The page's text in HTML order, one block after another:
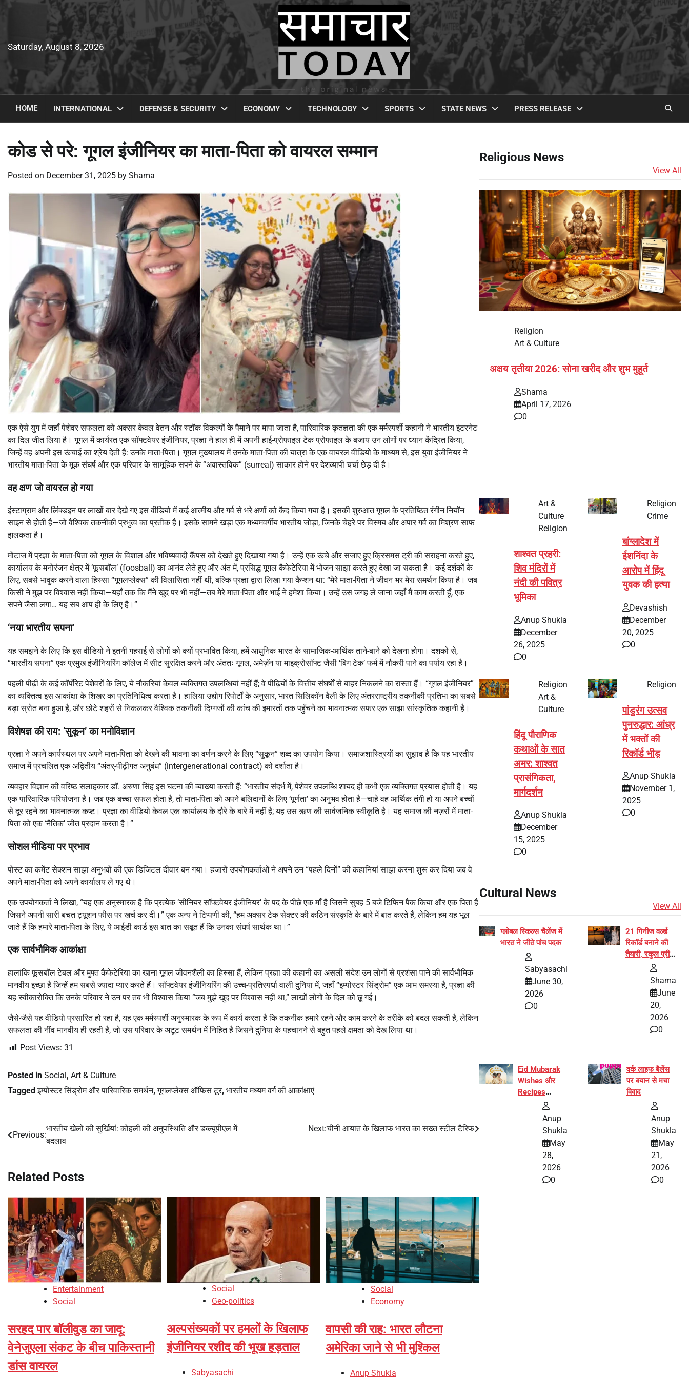
Saturday, August 8, 2026
HOME INTERNATIONAL DEFENSE & SECURITY ECONOMY TECHNOLOGY SPORTS STATE NEWS PRESS RELEASE
कोड से परे: गूगल इंजीनियर का माता-पिता को वायरल सम्मान
Posted on December 31, 2025 by Shama
एक ऐसे युग में जहाँ पेशेवर सफलता को अक्सर केवल वेतन और स्टॉक विकल्पों के पैमाने पर मापा जाता है, पारिवारिक कृतज्ञता की एक मर्मस्पर्शी कहानी ने भारतीय इंटरनेट
का दिल जीत लिया है। गूगल में कार्यरत एक सॉफ्टवेयर इंजीनियर, प्रज्ञा ने हाल ही में अपनी हाई-प्रोफाइल टेक प्रोफाइल के बजाय उन लोगों पर ध्यान केंद्रित किया,
जिन्हें वह अपनी इस ऊंचाई का श्रेय देती हैं: उनके माता-पिता। गूगल मुख्यालय में उनके माता-पिता की यात्रा के एक वायरल वीडियो के माध्यम से, इस युवा इंजीनियर ने
भारतीय माता-पिता के मूक संघर्ष और एक परिवार के सामूहिक सपने के “अवास्तविक” (surreal) साकार होने पर देशव्यापी चर्चा छेड़ दी है।
वह क्षण जो वायरल हो गया
इंस्टाग्राम और लिंक्डइन पर लाखों बार देखे गए इस वीडियो में कई आत्मीय और गर्व से भरे क्षणों को कैद किया गया है। इसकी शुरुआत गूगल के प्रतिष्ठित रंगीन नियॉन
साइन से होती है—जो वैश्विक तकनीकी प्रभुत्व का प्रतीक है। इसके सामने खड़ा एक मध्यमवर्गीय भारतीय जोड़ा, जिनके चेहरे पर विस्मय और अपार गर्व का मिश्रण साफ
झलकता है।
मोंटाज में प्रज्ञा के माता-पिता को गूगल के विशाल और भविष्यवादी कैंपस को देखते हुए दिखाया गया है। उन्हें एक ऊंचे और सजाए हुए क्रिसमस ट्री की सराहना करते हुए,
कार्यालय के मनोरंजन क्षेत्र में ‘फूसबॉल’ (foosball) का आनंद लेते हुए और अंत में, प्रसिद्ध गूगल कैफेटेरिया में भोजन साझा करते हुए देखा जा सकता है। कई दर्शकों के
लिए, सबसे भावुक करने वाला हिस्सा “गूगलप्लेक्स” की विलासिता नहीं थी, बल्कि प्रज्ञा द्वारा लिखा गया कैप्शन था: “मेरे माता-पिता ने जीवन भर मेरा समर्थन किया है। जब
किसी ने मुझ पर विश्वास नहीं किया—यहाँ तक कि मैंने खुद पर भी नहीं—तब मेरे माता-पिता और भाई ने हमेशा किया। उन्हें उस जगह ले जाना जहाँ मैं काम करती हूँ, एक
सपने जैसा लगा… यह सब आप ही के लिए है।”
‘नया भारतीय सपना’
यह समझने के लिए कि इस वीडियो ने इतनी गहराई से लोगों को क्यों प्रभावित किया, हमें आधुनिक भारत के सामाजिक-आर्थिक ताने-बाने को देखना होगा। दशकों से,
“भारतीय सपना” एक प्रमुख इंजीनियरिंग कॉलेज में सीट सुरक्षित करने और अंततः गूगल, अमेज़ॅन या माइक्रोसॉफ्ट जैसी ‘बिग टेक’ फर्म में नौकरी पाने का पर्याय रहा है।
पहली पीढ़ी के कई कॉर्पोरेट पेशेवरों के लिए, ये नौकरियां केवल व्यक्तिगत उपलब्धियां नहीं हैं; वे पीढ़ियों के वित्तीय संघर्षों से बाहर निकलने का रास्ता हैं। “गूगल इंजीनियर”
का व्यक्तित्व इस आकांक्षा के शिखर का प्रतिनिधित्व करता है। हालिया उद्योग रिपोर्टों के अनुसार, भारत सिलिकॉन वैली के लिए अंतरराष्ट्रीय तकनीकी प्रतिभा का सबसे
बड़ा स्रोत बना हुआ है, और छोटे शहरों से निकलकर वैश्विक तकनीकी दिग्गजों की कांच की इमारतों तक पहुँचने का भावनात्मक सफर एक साझा सांस्कृतिक कहानी है।
विशेषज्ञ की राय: ‘सुकून’ का मनोविज्ञान
प्रज्ञा ने अपने कार्यस्थल पर अपने माता-पिता को देखने की भावना का वर्णन करने के लिए “सुकून” शब्द का उपयोग किया। समाजशास्त्रियों का सुझाव है कि यह भारतीय
समाज में प्रचलित एक अद्वितीय “अंतर्-पीढ़ीगत अनुबंध” (intergenerational contract) को दर्शाता है।
व्यवहार विज्ञान की वरिष्ठ सलाहकार डॉ. अरुणा सिंह इस घटना की व्याख्या करती हैं: “भारतीय संदर्भ में, पेशेवर उपलब्धि शायद ही कभी एक व्यक्तिगत प्रयास होती है। यह
एक पारिवारिक परियोजना है। जब एक बच्चा सफल होता है, तो माता-पिता को अपने बलिदानों के लिए ‘पूर्णता’ का अनुभव होता है—चाहे वह आर्थिक तंगी हो या अपने बच्चों
से दूर रहने का भावनात्मक कष्ट। प्रज्ञा का वीडियो केवल एक कार्यालय के दौरे के बारे में नहीं है; यह उस ऋण की सार्वजनिक स्वीकृति है। यह समाज की नज़रों में माता-
पिता को एक ‘नैतिक’ जीत प्रदान करता है।”
सोशल मीडिया पर प्रभाव
पोस्ट का कमेंट सेक्शन साझा अनुभवों की एक डिजिटल दीवार बन गया। हजारों उपयोगकर्ताओं ने अपने उन “पहले दिनों” की कहानियां साझा करना शुरू कर दिया जब वे
अपने माता-पिता को अपने कार्यालय ले गए थे।
एक उपयोगकर्ता ने लिखा, “यह एक अनुस्मारक है कि प्रत्येक ‘सीनियर सॉफ्टवेयर इंजीनियर’ के पद के पीछे एक माँ है जिसने सुबह 5 बजे टिफिन पैक किया और एक पिता है
जिसने अपनी सारी बचत ट्यूशन फीस पर खर्च कर दी।” एक अन्य ने टिप्पणी की, “हम अक्सर टेक सेक्टर की कठिन संस्कृति के बारे में बात करते हैं, लेकिन हम यह भूल
जाते हैं कि हमारे माता-पिता के लिए, ये आईडी कार्ड इस बात का सबूत हैं कि उनका संघर्ष सार्थक था।”
एक सार्वभौमिक आकांक्षा
हालांकि फूसबॉल टेबल और मुफ्त कैफेटेरिया का खाना गूगल जीवनशैली का हिस्सा हैं, लेकिन प्रज्ञा की कहानी का असली संदेश उन लोगों से प्रशंसा पाने की सार्वभौमिक
मानवीय इच्छा है जिन्हें हम सबसे ज्यादा प्यार करते हैं। सॉफ्टवेयर इंजीनियरिंग की उच्च-प्रतिस्पर्धा वाली दुनिया में, जहाँ “इम्पोस्टर सिंड्रोम” एक आम समस्या है, प्रज्ञा की
यह स्वीकारोक्ति कि उनके परिवार ने उन पर तब भी विश्वास किया “जब मुझे खुद पर विश्वास नहीं था,” लाखों लोगों के दिल को छू गई।
जैसे-जैसे यह वीडियो प्रसारित हो रहा है, यह एक मर्मस्पर्शी अनुस्मारक के रूप में कार्य करता है कि तकनीक हमारे रहने और काम करने के तरीके को बदल सकती है, लेकिन
सफलता की नींव मानवीय ही रहती है, जो उस परिवार के अटूट समर्थन में निहित है जिसने दुनिया के पहचानने से बहुत पहले क्षमता को देख लिया था।
Post Views: 31
Posted in Social , Art & Culture
Taggedइम्पोस्टर सिंड्रोम और पारिवारिक समर्थन,गूगलप्लेक्स ऑफिस टूर, भारतीय मध्यम वर्ग की आकांक्षाएं
Post
Previous:
भारतीय खेलों की सुर्खियां: कोहली की अनुपस्थिति और डब्ल्यूपीएल में
बदलाव
Next:चीनी आयात के खिलाफ भारत का सख्त स्टील टैरिफ
Related Posts
Entertainment
Social
सरहद पार बॉलीवुड का जादू:
वेनेजुएला संकट के बीच पाकिस्तानी
डांस वायरल
Social
Geo-politics
अल्पसंख्यकों पर हमलों के खिलाफ
इंजीनियर रशीद की भूख हड़ताल
Sabyasachi
Social
Economy
वापसी की राह: भारत लौटना
अमेरिका जाने से भी मुश्किल
Anup Shukla
Religious News
View All
Religion
Art & Culture
अक्षय तृतीया 2026: सोना खरीद और शुभ मुहूर्त
Shama
April 17, 2026
0
Art &
Culture
Religion
शाश्वत प्रहरी:
शिव मंदिरों में
नंदी की पवित्र
भूमिका
Anup Shukla
December
26, 2025
0
Religion
Crime
बांग्लादेश में
ईशनिंदा के
आरोप में हिंदू
युवक की हत्या
Devashish
December
20, 2025
0
Religion
Art &
Culture
हिंदू पौराणिक
कथाओं के सात
अमर: शाश्वत
प्रासंगिकता,
मार्गदर्शन
Anup Shukla
December
15, 2025
0
Religion
पांडुरंग उत्सव
पुनरुद्धार: आंध्र
में भक्तों की
रिकॉर्ड भीड़
Anup Shukla
November 1,
2025
0
Cultural News
View All
ग्लोबल स्किल्स चैलेंज में
भारत ने जीते पांच पदक
Sabyasachi
June 30,
2026
0
21 गिनीज वर्ल्ड
रिकॉर्ड बनाने की
तैयारी, रकुल प्रीत
जायसवाल बनीं योग
अभियान का हिस्सा
Shama
June
20,
2026
0
Eid Mubarak
Wishes और
Recipes
इंटरनेट पर हुईं
Anup
Shukla
May
28,
2026
0
वर्क लाइफ बैलेंस
पर बयान से मचा
विवाद
Anup
Shukla
May
21,
2026
0